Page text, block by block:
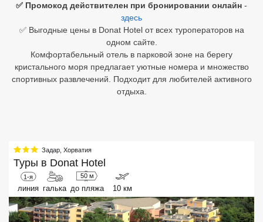
✅ Промокод действителен при бронировании онлайн -
здесь
✅ Выгодные цены в Donat Hotel от всех туроператоров на
одном сайте.
Комфортабельный отель в парковой зоне на берегу
кристального моря предлагает уютные номера и множество
спортивных развлечений. Подходит для любителей активного
отдыха.
Задар, Хорватия
Туры в Donat Hotel
1-я
линия галька
50 м
до пляжа 10 км
Таиланд
ОАЭ
Египет
Куба
Вьетнам
Хайнань
Северный Гоа
Южный Гоа